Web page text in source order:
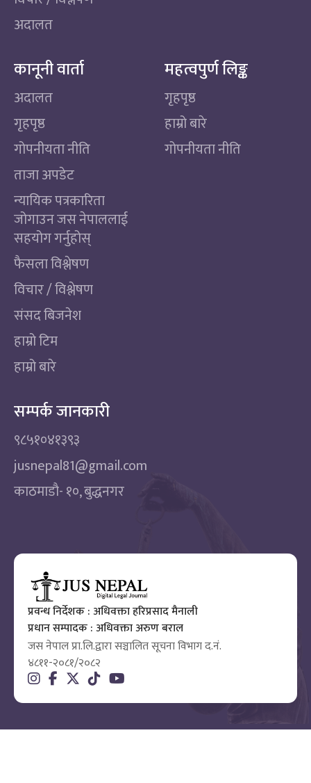
अदालत
कानूनी वार्ता
अदालत
गृहपृष्ठ
गोपनीयता नीति
ताजा अपडेट
न्यायिक पत्रकारिता
जोगाउन जस नेपाललाई
सहयोग गर्नुहोस्
फैसला विश्लेषण
विचार / विश्लेषण
संसद बिजनेश
हाम्रो टिम
हाम्रो बारे
महत्वपुर्ण लिङ्क
गृहपृष्ठ
हाम्रो बारे
गोपनीयता नीति
सम्पर्क जानकारी
९८५१०४१३९३
jusnepal81@gmail.com
काठमाडाै‌- १०, बुद्धनगर
प्रवन्ध निर्देशक : अधिवक्ता हरिप्रसाद मैनाली
प्रधान सम्पादक : अधिवक्ता अरुण बराल
जस नेपाल प्रा.लि.द्वारा सञ्चालित सूचना विभाग द.नं.
४८११-२०८१/२०८२